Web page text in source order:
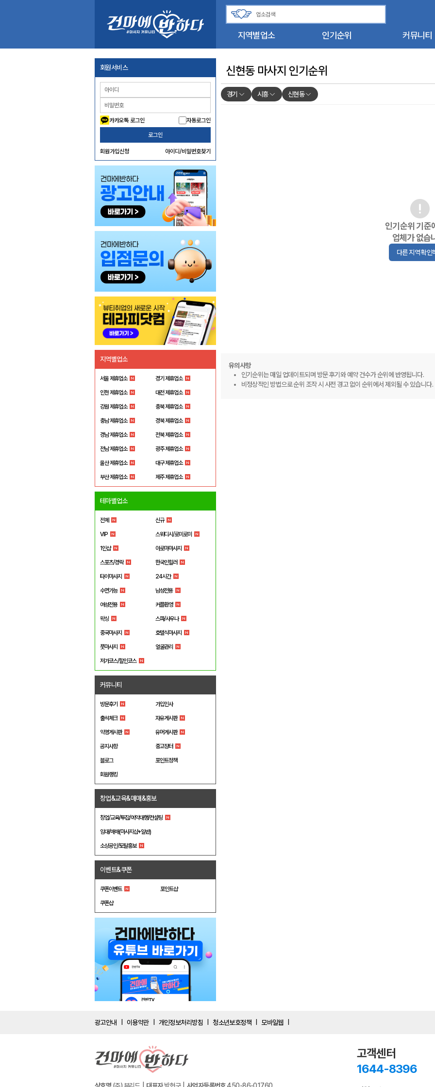
지역별업소 인기순위 커뮤니티
회원서비스
카카오톡 로그인 자동로그인
로그인
회원가입신청 아이디/비밀번호찾기
지역별업소
서울 제휴업소 경기 제휴업소
인천 제휴업소 대전 제휴업소
강원 제휴업소 충북 제휴업소
충남 제휴업소 경북 제휴업소
경남 제휴업소 전북 제휴업소
전남 제휴업소 광주 제휴업소
울산 제휴업소 대구 제휴업소
부산 제휴업소 제주 제휴업소
테마별업소
전체 신규
VIP 스웨디시/로미로미
1인샵 아로마마사지
스포츠/경락 한국인힐러
타이마사지 24시간
수면가능 남성전용
여성전용 커플환영
왁싱 스파/사우나
중국마사지 호텔식마사지
풋마사지 얼굴관리
저가코스/할인코스
커뮤니티
방문후기 가입인사
출석체크 자유게시판
익명게시판 유머게시판
공지사항 중고장터
블로그 포인트정책
회원랭킹
창업&교육&매매&홍보
창업/교육/투잡/예약대행/컨설팅
임대/매매(마사지샵+일반)
소상공인/토탈홍보
이벤트&쿠폰
쿠폰이벤트 포인트샵
쿠폰샵
신현동 마사지 인기순위
경기 시흥 신현동
인기순위 기준
업체가 없습
다른 지역 확인
유의사항
인기순위는 매일 업데이트되며 방문 후기와 예약 건수가 순위에 반영됩니다.
비정상적인 방법으로 순위 조작 시 사전 경고 없이 순위에서 제외될 수 있습니다.
광고안내 이용약관 개인정보처리방침 청소년보호정책 모바일웹
고객센터
1644-8396